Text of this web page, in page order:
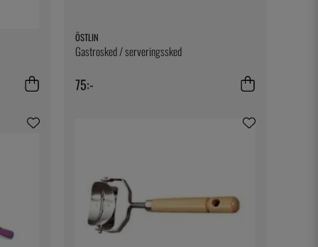
ÖSTLIN
Gastrosked / serveringssked
75:-